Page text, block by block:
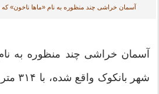
آسمان خراشی چند منظوره به نام «ماها ناخون» که در
خراشی چند منظوره به نام